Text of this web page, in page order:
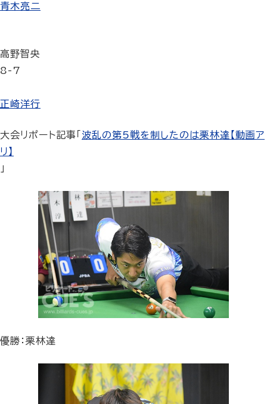
青木亮二
高野智央
8-7
正崎洋行
大会リポート記事「 波乱の第5戦を制したのは栗林達【動画ア
リ】
」
優勝：栗林達